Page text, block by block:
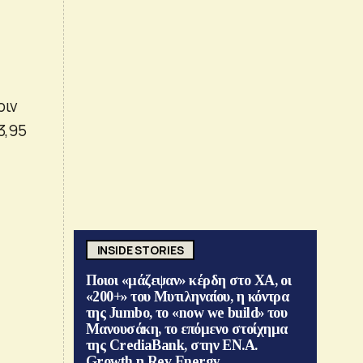
INSIDE STORIES
Ποιοι «μάζεψαν» κέρδη στο ΧΑ, οι
«200+» του Μυτιληναίου, η κόντρα
της Jumbo, το «now we build» του
Μανουσάκη, το επόμενο στοίχημα
της CrediaBank, στην ΕΝ.Α.